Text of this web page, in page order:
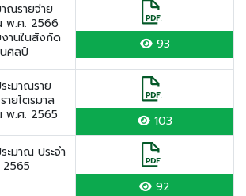
ณรายจ่าย
พ.ศ. 2566
านในสังกัด
ศิลป์
93
ะมาณราย
ายไตรมาส
พ.ศ. 2565
103
ะมาณ ประจำ
92